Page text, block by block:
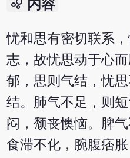
bubble_chart 内容
忧和思有密切联系
志，故忧思动于心
郁，思则气结，忧
结。肺气不足，则
闷，颓丧懊恼。脾
食滞不化，腕腹痞